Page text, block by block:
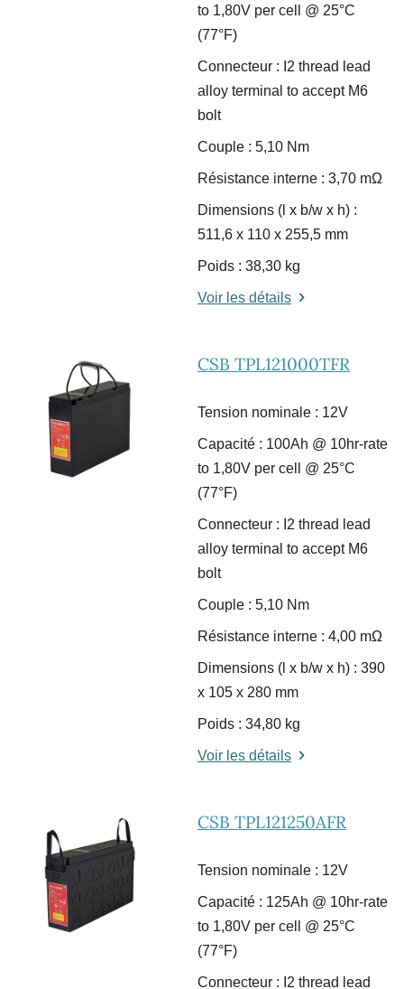
to 1,80V per cell @ 25°C
(77°F)
Connecteur : I2 thread lead
alloy terminal to accept M6
bolt
Couple : 5,10 Nm
Résistance interne : 3,70 mΩ
Dimensions (l x b/w x h) :
511,6 x 110 x 255,5 mm
Poids : 38,30 kg
Voir les détails
CSB TPL121000TFR
Tension nominale : 12V
Capacité : 100Ah @ 10hr-rate
to 1,80V per cell @ 25°C
(77°F)
Connecteur : I2 thread lead
alloy terminal to accept M6
bolt
Couple : 5,10 Nm
Résistance interne : 4,00 mΩ
Dimensions (l x b/w x h) : 390
x 105 x 280 mm
Poids : 34,80 kg
Voir les détails
CSB TPL121250AFR
Tension nominale : 12V
Capacité : 125Ah @ 10hr-rate
to 1,80V per cell @ 25°C
(77°F)
Connecteur : I2 thread lead